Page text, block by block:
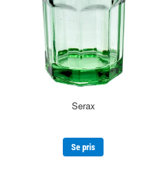
Serax
Se pris